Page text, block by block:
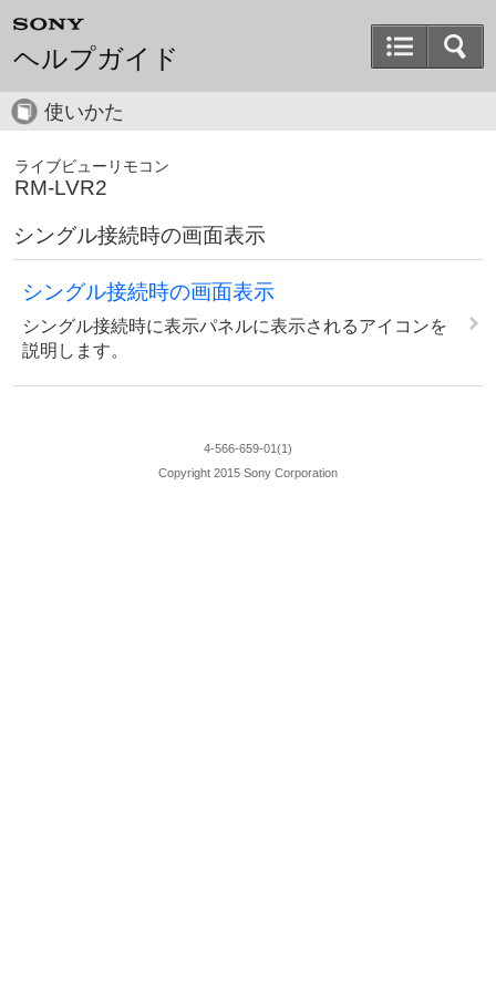
ヘルプガイド
使いかた
ライブビューリモコン
RM-LVR2
シングル接続時の画面表示
シングル接続時の画面表示
シングル接続時に表示パネルに表示されるアイコンを
説明します。
4-566-659-01(1)
Copyright 2015 Sony Corporation